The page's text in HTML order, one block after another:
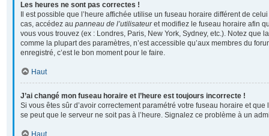
Les heures ne sont pas correctes !
Il est possible que l’heure affichée utilise un fuseau horaire différent de
cas, accédez au panneau de l’utilisateuret modifiez le fuseau horaire afin
vous vous trouvez (ex : Londres, Paris, New York, Sydney, etc.). Notez que
comme la plupart des paramètres, n’est accessible qu’aux membres du
enregistré, c’est le bon moment pour le faire.
Haut
J’ai changé mon fuseau horaire et l’heure est toujours incorrecte !
Si vous êtes sûr d’avoir correctement paramétré votre fuseau horaire et que
se peut que le serveur ne soit pas à l’heure. Signalez ce problème à un
Haut